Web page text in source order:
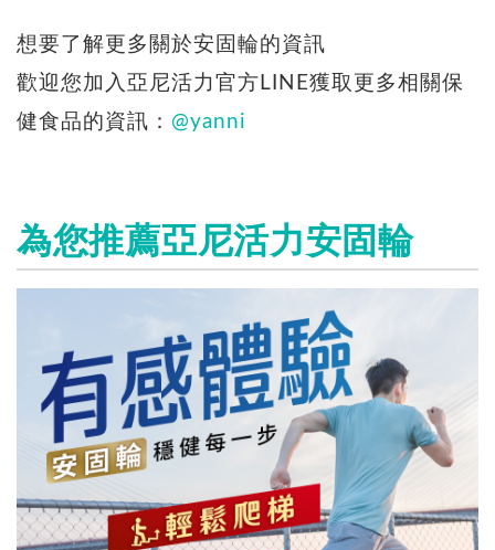
想要了解更多關於安固輪的資訊
歡迎您加入亞尼活力官方LINE獲取更多相關保
健食品的資訊： @yanni
為您推薦亞尼活力安固輪